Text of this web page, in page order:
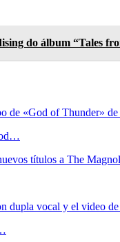
do álbum “Tales